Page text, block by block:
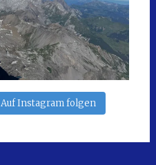
Auf Instagram folgen